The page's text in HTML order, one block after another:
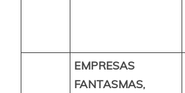
EMPRESAS
FANTASMAS,